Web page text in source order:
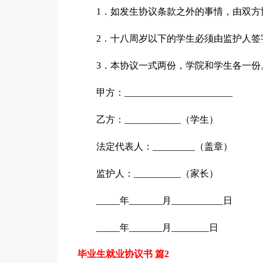
1．如发生协议条款之外的事情，由双方
2．十八周岁以下的学生必须由监护人签
3．本协议一式两份，学院和学生各一份
甲方：_______________________
乙方：____________（学生）
法定代表人：_________（盖章）
监护人：__________（家长）
_____年_______月___________日
_____年_______月________日
毕业生就业协议书 篇2